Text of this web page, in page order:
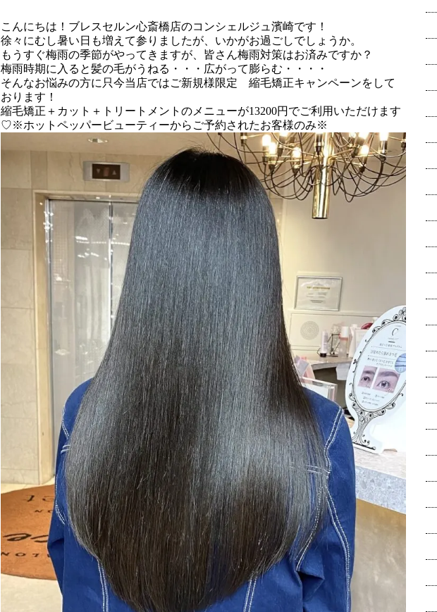
こんにちは！ブレスセルン心斎橋店のコンシェルジュ濱崎です！
徐々にむし暑い日も増えて参りましたが、いかがお過ごしでしょうか。
もうすぐ梅雨の季節がやってきますが、皆さん梅雨対策はお済みですか？
梅雨時期に入ると髪の毛がうねる・・・広がって膨らむ・・・・
そんなお悩みの方に只今当店ではご新規様限定 縮毛矯正キャンペーンをして
おります！
縮毛矯正＋カット＋トリートメントのメニューが13200円でご利用いただけます
♡※ホットペッパービューティーからご予約されたお客様のみ※